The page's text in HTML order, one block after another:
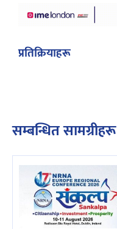
प्रतिक्रियाहरू
सम्बन्धित सामग्रीहरू